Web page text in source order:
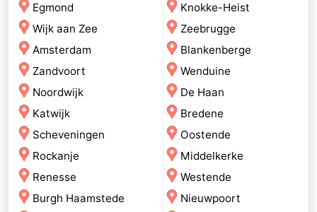
Egmond
Wijk aan Zee
Amsterdam
Zandvoort
Noordwijk
Katwijk
Scheveningen
Rockanje
Renesse
Burgh Haamstede
Knokke-Heist
Zeebrugge
Blankenberge
Wenduine
De Haan
Bredene
Oostende
Middelkerke
Westende
Nieuwpoort